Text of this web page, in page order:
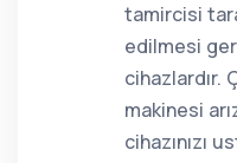
tamircisi
edilmesi
cihazlardır.
makinesi
cihazınızı